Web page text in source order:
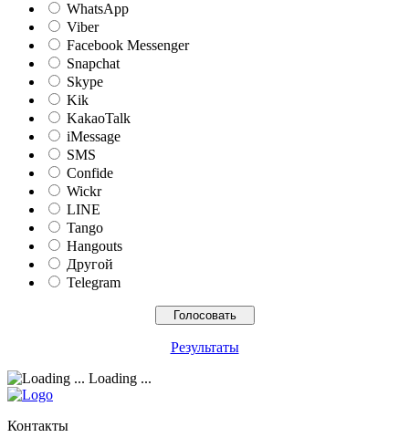
WhatsApp
Viber
Facebook Messenger
Snapchat
Skype
Kik
KakaoTalk
iMessage
SMS
Confide
Wickr
LINE
Tango
Hangouts
Другой
Telegram
Результаты
Loading ...
Контакты